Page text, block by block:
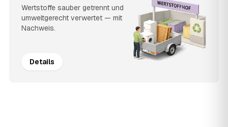
Wertstoffe sauber getrennt und
umweltgerecht verwertet — mit
Nachweis.
Details